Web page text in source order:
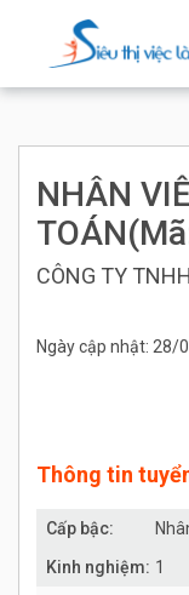
NHÂN
CÔNG TY
Ngày cập nhật: 28/
Thông tin
Cấp bậc:
Kinh nghiệm: 1